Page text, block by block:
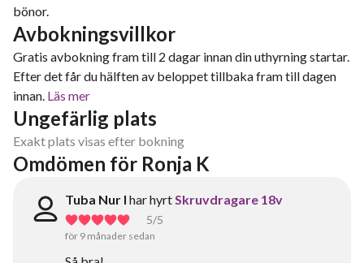
bönor.
Avbokningsvillkor
Gratis avbokning fram till 2 dagar innan din uthyrning startar.
Efter det får du hälften av beloppet tillbaka fram till dagen
innan. Läs mer
Ungefärlig plats
Exakt plats visas efter bokning
Omdömen för Ronja K
Tuba Nur I har hyrtSkruvdragare 18v
5/5
för 9 månader sedan